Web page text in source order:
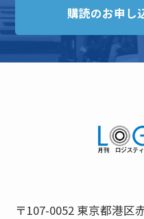
購読のお申し
〒107-0052 東京都港区